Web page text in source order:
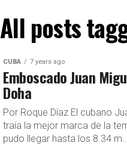
All posts
CUBA 7 years ago
Emboscado Juan
Doha
Por Roque Díaz El cubano
traía la mejor marca de la
pudo llegar hasta los 8.34